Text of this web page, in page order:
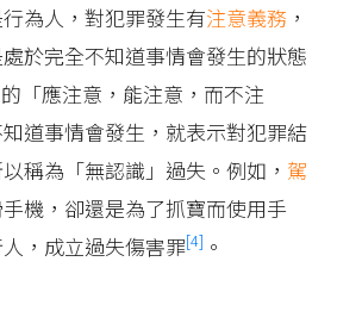
為人，對犯罪發生有注意義務 ，
於完全不知道事情會發生的狀態
的「應注意，能注意，而不注
道事情會發生，就表示對犯罪結
稱為「無認識」過失。例如， 駕
機，卻還是為了抓寶而使用手
，成立過失傷害罪[4] 。